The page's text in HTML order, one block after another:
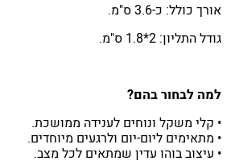
אורך כולל: כ-3.6 ס"מ.
גודל התליון: 2*1.8 ס"מ.
למה לבחור בהם?
• קלי משקל ונוחים לענידה ממושכת.
• מתאימים ליום-יום ולרגעים מיוחדים.
• עיצוב בוהו עדין שמתאים לכל מצב.